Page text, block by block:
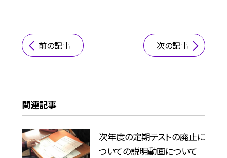
前の記事 次の記事
関連記事
次年度の定期テストの廃止に
ついての説明動画について